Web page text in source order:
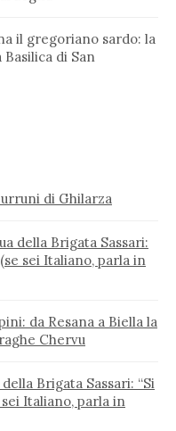
il gregoriano sardo: la
di San
di Ghilarza
della Brigata Sassari:
sei Italiano, parla in
da Resana a Biella la
Chervu
Brigata Sassari: “Si
Italiano, parla in